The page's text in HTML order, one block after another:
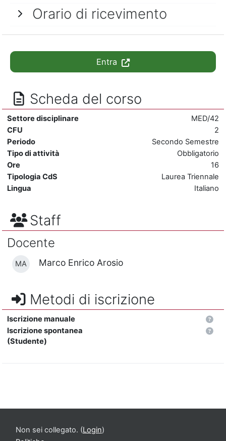
Orario di ricevimento
Entra
Scheda del corso
Settore disciplinare
MED/42
CFU
2
Periodo
Secondo Semestre
Tipo di attività
Obbligatorio
Ore
16
Tipologia CdS
Laurea Triennale
Lingua
Italiano
Staff
Docente
MA Marco Enrico Arosio
Metodi di iscrizione
Iscrizione manuale
Iscrizione spontanea
(Studente)
Non sei collegato. (Login)